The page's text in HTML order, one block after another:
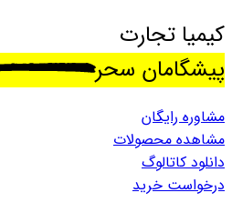
کیمیا تجارت
پیشگامان سحر
مشاوره رایگان
مشاهده محصولات
دانلود کاتالوگ
درخواست خرید